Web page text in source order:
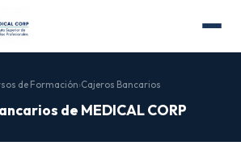
de Formación›Cajeros Bancarios
de MEDICAL CORP